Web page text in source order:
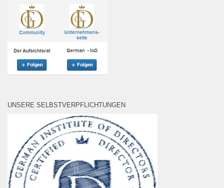
UNSERE SELBSTVERPFLICHTUNGEN